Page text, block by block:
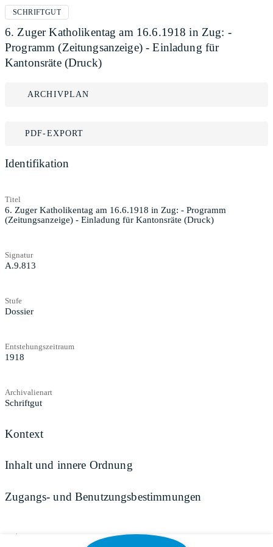
SCHRIFTGUT
6. Zuger Katholikentag am 16.6.1918 in Zug: -
Programm (Zeitungsanzeige) - Einladung für
Kantonsräte (Druck)
ARCHIVPLAN
PDF-EXPORT
Identifikation
Titel
6. Zuger Katholikentag am 16.6.1918 in Zug: - Programm
(Zeitungsanzeige) - Einladung für Kantonsräte (Druck)
Signatur
A.9.813
Stufe
Dossier
Entstehungszeitraum
1918
Archivalienart
Schriftgut
Kontext
Inhalt und innere Ordnung
Zugangs- und Benutzungsbestimmungen
Teilen